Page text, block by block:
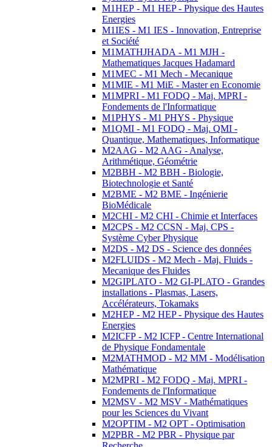
M1HEP - M1 HEP - Physique des Hautes
Energies
M1IES - M1 IES - Innovation, Entreprise
et Société
M1MATHJHADA - M1 MJH -
Mathematiques Jacques Hadamard
M1MEC - M1 Mech - Mecanique
M1MIE - M1 MiE - Master en Economie
M1MPRI - M1 FODQ - Maj. MPRI -
Fondements de l'Informatique
M1PHYS - M1 PHYS - Physique
M1QMI - M1 FODQ - Maj. QMI -
Quantique, Mathematiques, Informatique
M2AAG - M2 AAG - Analyse,
Arithmétique, Géométrie
M2BBH - M2 BBH - Biologie,
Biotechnologie et Santé
M2BME - M2 BME - Ingénierie
BioMédicale
M2CHI - M2 CHI - Chimie et Interfaces
M2CPS - M2 CCSN - Maj. CPS -
Système Cyber Physique
M2DS - M2 DS - Science des données
M2FLUIDS - M2 Mech - Maj. Fluids -
Mecanique des Fluides
M2GIPLATO - M2 GI-PLATO - Grandes
installations - Plasmas, Lasers,
Accélérateurs, Tokamaks
M2HEP - M2 HEP - Physique des Hautes
Energies
M2ICFP - M2 ICFP - Centre International
de Physique Fondamentale
M2MATHMOD - M2 MM - Modélisation
Mathématique
M2MPRI - M2 FODQ - Maj. MPRI -
Fondements de l'Informatique
M2MSV - M2 MSV - Mathématiques
pour les Sciences du Vivant
M2OPTIM - M2 OPT - Optimisation
M2PBR - M2 PBR - Physique par